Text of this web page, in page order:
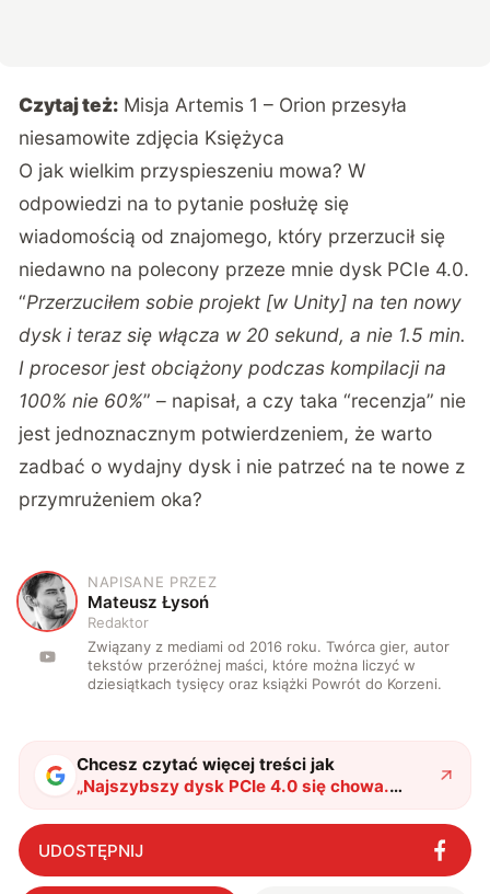
Czytaj też: Misja Artemis 1 – Orion przesyła
niesamowite zdjęcia Księżyca
O jak wielkim przyspieszeniu mowa? W
odpowiedzi na to pytanie posłużę się
wiadomością od znajomego, który przerzucił się
niedawno na polecony przeze mnie dysk PCIe 4.0.
“Przerzuciłem sobie projekt [w Unity] na ten nowy
dysk i teraz się włącza w 20 sekund, a nie 1.5 min.
I procesor jest obciążony podczas kompilacji na
100% nie 60%” – napisał, a czy taka “recenzja” nie
jest jednoznacznym potwierdzeniem, że warto
zadbać o wydajny dysk i nie patrzeć na te nowe z
przymrużeniem oka?
M
NAPISANE PRZEZ
Mateusz Łysoń
Redaktor
Związany z mediami od 2016 roku. Twórca gier, autor
tekstów przeróżnej maści, które można liczyć w
dziesiątkach tysięcy oraz książki Powrót do Korzeni.
Chcesz czytać więcej treści jak
„Najszybszy dysk PCIe 4.0 się chowa.
Nextorage pokazał możliwości SSD nowej
generacji"?
UDOSTĘPNIJ